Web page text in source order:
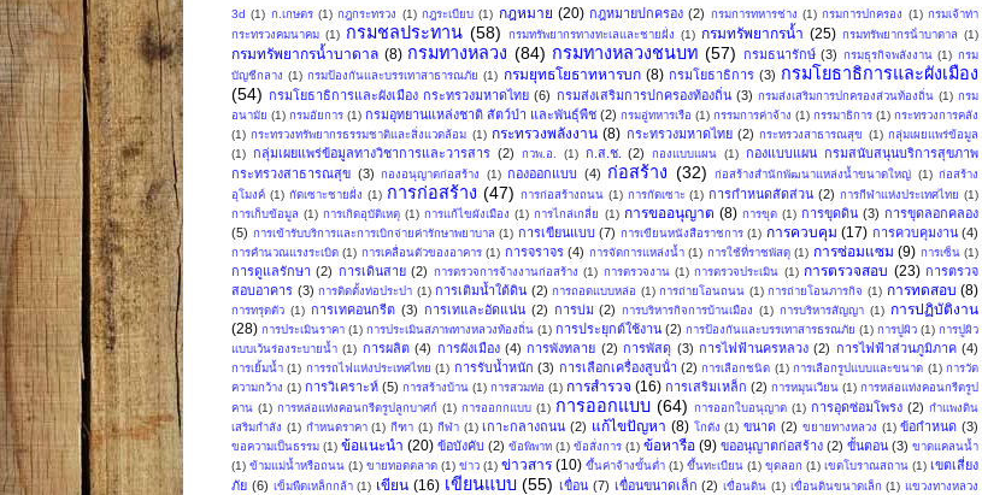
3d (1) ก.เกษตร (1) กฎกระทรวง (1) กฎระเบียบ (1) กฎหมาย (20) กฎหมายปกครอง (2) กรมการทหารช่าง (1) กรมการปกครอง (1) กรมเจ้าท่า
กระทรวงคมนาคม (1) กรมชลประทาน (58) กรมทรัพยากรทางทะเลและชายฝั่ง (1) กรมทรัพยากรน้ำ (25) กรมทรัพยากรน้ําบาดาล (1)
กรมทรัพยากรน้ำบาดาล (8) กรมทางหลวง (84) กรมทางหลวงชนบท (57) กรมธนารักษ์ (3) กรมธุรกิจพลังงาน (1) กรม
บัญชีกลาง (1) กรมป้องกันและบรรเทาสาธารณภัย (1) กรมยุทธโยธาทหารบก (8) กรมโยธาธิการ (3) กรมโยธาธิการและผังเมือง
(54) กรมโยธาธิการและผังเมือง กระทรวงมหาดไทย (6) กรมส่งเสริมการปกครองท้องถิ่น (3) กรมส่งเสริมการปกครองส่วนท้องถิ่น (1) กรม
อนามัย (1) กรมอัยการ (1) กรมอุทยานแหล่งชาติ สัตว์ป่า และพันธุ์พืช (2) กรมอู่ทหารเรือ (1) กรรมการค่าจ้าง (1) กรรมาธิการ (1) กระทรวงการคลัง
(1) กระทรวงทรัพยากรธรรมชาติและสิ่งแวดล้อม (1) กระทรวงพลังงาน (8) กระทรวงมหาดไทย (2) กระทรวงสาธารณสุข (1) กลุ่มเผยแพร่ข้อมูล
(1) กลุ่มเผยแพร่ข้อมูลทางวิชาการและวารสาร (2) กวพ.อ. (1) ก.ส.ช. (2) กองแบบแผน (1) กองแบบแผน กรมสนับสนุนบริการสุขภาพ
กระทรวงสาธารณสุข (3) กองอนุญาตก่อสร้าง (1) กองออกแบบ (4) ก่อสร้าง (32) ก่อสร้างสำนักพัฒนาแหล่งน้ำขนาดใหญ่ (1) ก่อสร้าง
อุโมงค์ (1) กัดเซาะชายฝั่ง (1) การก่อสร้าง (47) การก่อสร้างถนน (1) การกัดเซาะ (1) การกําหนดสัดส่วน (2) การกีฬาแห่งประเทศไทย (1)
การเก็บข้อมูล (1) การเกิดอุบัติเหตุ (1) การแก้ไขผังเมือง (1) การไกล่เกลี่ย (1) การขออนุญาต (8) การขุด (1) การขุดดิน (3) การขุดลอกคลอง
(5) การเข้ารับบริการและการเบิกจ่ายค่ารักษาพยาบาล (1) การเขียนแบบ (7) การเขียนหนังสือราชการ (1) การควบคุม (17) การควบคุมงาน (4)
การคำนวณแรงระเบิด (1) การเคลื่อนตัวของอาคาร (1) การจราจร (4) การจัดการแหล่งน้ำ (1) การใช้ที่ราชพัสดุ (1) การซ่อมแซม (9) การเซ็น (1)
การดูแลรักษา (2) การเดินสาย (2) การตรวจการจ้างงานก่อสร้าง (1) การตรวจงาน (1) การตรวจประเมิน (1) การตรวจสอบ (23) การตรวจ
สอบอาคาร (3) การติดตั้งท่อประปา (1) การเติมน้ำใต้ดิน (2) การถอดแบบหล่อ (1) การถ่ายโอนถนน (1) การถ่ายโอนภารกิจ (1) การทดสอบ (8)
การทรุดตัว (1) การเทคอนกรีต (3) การเทและอัดแน่น (2) การบ่ม (2) การบริหารกิจการบ้านเมือง (1) การบริหารสัญญา (1) การปฏิบัติงาน
(28) การประเมินราคา (1) การประเมินสภาพทางหลวงท้องถิ่น (1) การประยุกต์ใช้งาน (2) การป้องกันและบรรเทาสารธรณภัย (1) การปูผิว (1) การปูผิว
แบบเว้นร่องระบายน้ำ (1) การผลิต (4) การผังเมือง (4) การพังทลาย (2) การพัสดุ (3) การไฟฟ้านครหลวง (2) การไฟฟ้าส่วนภูมิภาค (4)
การเยิ้มน้ำ (1) การรถไฟแห่งประเทศไทย (1) การรับน้ำหนัก (3) การเลือกเครื่องสูบน้ํา (2) การเลือกชนิด (1) การเลือกรูปแบบและขนาด (1) การวัด
ความกว้าง (1) การวิเคราะห์ (5) การสร้างบ้าน (1) การสวมท่อ (1) การสำรวจ (16) การเสริมเหล็ก (2) การหมุนเวียน (1) การหล่อแท่งคอนกรีตรูป
คาน (1) การหล่อแท่งคอนกรีตรูปลูกบาศก์ (1) การออกกแบบ (1) การออกแบบ (64) การออกใบอนุญาต (1) การอุดซ่อมโพรง (2) กำแพงดิน
เสริมกำลัง (1) กำหนดราคา (1) กีฑา (1) กีฬา (1) เกาะกลางถนน (2) แก้ไขปัญหา (8) โกดัง (1) ขนาด (2) ขยายทางหลวง (1) ข้อกำหนด (3)
ขอความเป็นธรรม (1) ข้อแนะนำ (20) ข้อบังคับ (2) ข้อพิพาท (1) ข้อสั่งการ (1) ข้อหารือ (9) ขออนุญาตก่อสร้าง (2) ขั้นตอน (3) ขาดแคลนน้ำ
(1) ข้ามแม่น้ำหรือถนน (1) ขายทอดตลาด (1) ข่าว (1) ข่าวสาร (10) ขึ้นค่าจ้างขั้นต่ำ (1) ขึ้นทะเบียน (1) ขุดลอก (1) เขตโบราณสถาน (1) เขตเสี่ยง
ภัย (6) เข็มพืดเหล็กกล้า (1) เขียน (16) เขียนแบบ (55) เขื่อน (7) เขื่อนขนาดเล็ก (2) เขื่อนดิน (1) เขื่อนดินขนาดเล็ก (1) แขวงทางหลวง